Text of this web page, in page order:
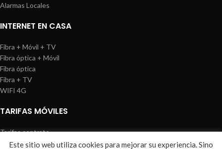
Alarmas Locales
INTERNET EN CASA
Fibra + Móvil + TV
Fibra óptica + Móvil
Fibra óptica
Fibra + TV
WIFI 4G
TARIFAS MÓVILES
Tarifas contrato
Tarifas prepago
Este sitio web utiliza cookies para mejorar su experiencia. Sino